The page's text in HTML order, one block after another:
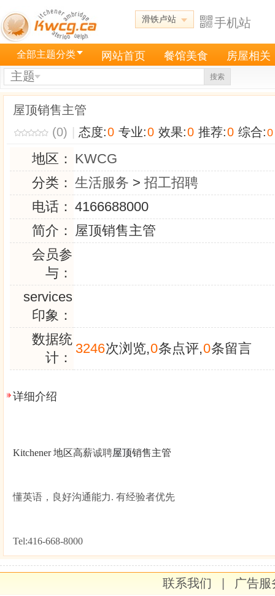
滑铁卢站 手机站
全部主题分类 网站首页 餐馆美食 房屋相关
主题 搜索
屋顶销售主管
(0)
态度:0 专业:0 效果:0 推荐:0 综合:0
地区： KWCG
分类： 生活服务 > 招工招聘
电话： 4166688000
简介： 屋顶销售主管
会员参
与：
services
印象：
数据统
计：
3246次浏览,0条点评,0条留言
详细介绍
Kitchener地区高薪诚聘屋顶销售主管
懂英语，良好沟通能力. 有经验者优先
Tel:416-668-8000
联系我们
广告服